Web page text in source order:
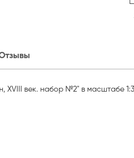
век. набор №2" в масштабе